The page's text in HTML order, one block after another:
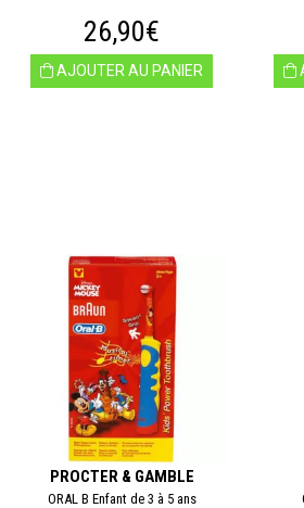
26,90€
AJOUTER AU PANIER
PROCTER & GAMBLE
ORAL B Enfant de 3 à 5 ans